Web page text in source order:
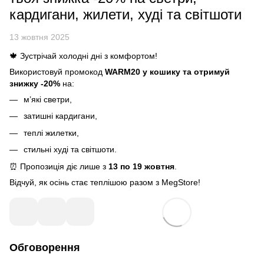
кардигани, жилети, худі та світшоти
13 жовтня 2025
🍁 Зустрічай холодні дні з комфортом!
Використовуй промокод WARM20 у кошику та отримуй
знижку -20% на:
м’які светри,
затишні кардигани,
теплі жилетки,
стильні худі та світшоти.
⏰ Пропозиція діє лише з 13 по 19 жовтня
Відчуй, як осінь стає теплішою разом з MegStore!
Обговорення